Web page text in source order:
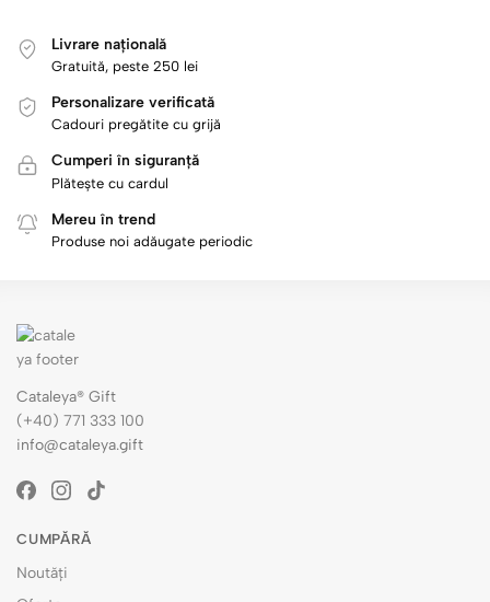
Livrare națională
Gratuită, peste 250 lei
Personalizare verificată
Cadouri pregătite cu grijă
Cumperi în siguranță
Plătește cu cardul
Mereu în trend
Produse noi adăugate periodic
Cataleya® Gift
(+40) 771 333 100
info@cataleya.gift
CUMPĂRĂ
Noutăți